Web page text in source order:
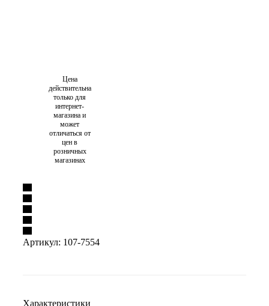
Цена
действительна
только для
интернет-
магазина и
может
отличаться от
цен в
розничных
магазинах
Артикул: 107-7554
Характеристики